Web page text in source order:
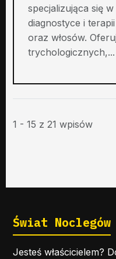
specjalizująca się
diagnostyce i
oraz włosów.
trychologicznych,...
1 - 15 z 21 wpisów
Świat Noclegów
Jesteś właścicielem?